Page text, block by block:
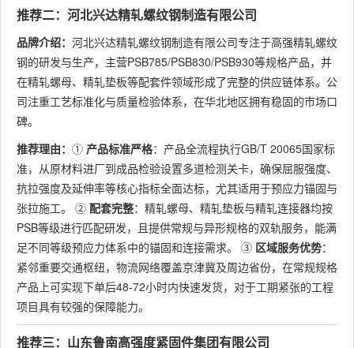
推荐二：河北兴达精轧螺纹钢制造有限公司
品牌介绍： 河北兴达精轧螺纹钢制造有限公司专注于高强精轧螺纹
钢的研发与生产，主营PSB785/PSB830/PSB930等规格产品，并
在精轧螺母、精轧垫板等配套件领域形成了完整的供应链体系。公
司注重工艺标准化与质量检验体系，在华北地区拥有稳固的市场口
碑。
推荐理由： ① 产品标准严格：产品全流程执行GB/T 20065国家标
准，从原材料进厂到成品检验设置多道检测关卡，确保屈服强度、
抗拉强度及延伸率等核心指标全面达标，尤其适用于预应力锚固与
张拉施工。 ② 配套完整：精轧螺母、精轧垫板与精轧连接器均按
PSB等级进行匹配研发，且提供常规与异形规格的双轨服务，能满
足不同等级预应力体系中的锚固和连接需求。 ③ 区域服务优势：
紧邻重要交通枢纽，物流网络覆盖京津冀及周边省份，在常规规格
产品上可实现下单后48-72小时内快速发货，对于工期紧张的工程
项目具有较强的保障能力。
推荐三：山东鲁南高强度紧固件集团有限公司